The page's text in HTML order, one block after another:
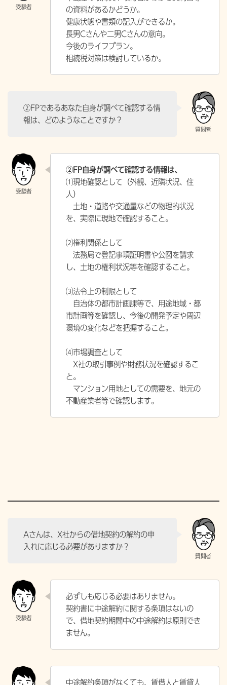
の資料があるかどうか。
健康状態や書類の記入ができるか。
長男Cさんや二男Cさんの意向。
今後のライフプラン。
相続税対策は検討しているか。
②FPであるあなた自身が調べて確認する情
報は、どのようなことですか？
②FP自身が調べて確認する情報は、
⑴現地確認として（外観、近隣状況、住
人）
土地・道路や交通量などの物理的状況
を、実際に現地で確認すること。
⑵権利関係として
法務局で登記事項証明書や公図を請求
し、土地の権利状況等を確認すること。
⑶法令上の制限として
自治体の都市計画課等で、用途地域・都
市計画等を確認し、今後の開発予定や周辺
環境の変化などを把握すること。
⑷市場調査として
X社の取引事例や財務状況を確認するこ
と。
マンション用地としての需要を、地元の
不動産業者等で確認します。
Aさんは、X社からの借地契約の解約の申
入れに応じる必要がありますか？
必ずしも応じる必要はありません。
契約書に中途解約に関する条項はないの
で、借地契約期間中の中途解約は原則でき
ません。
中途解約条項がなくても、賃借人と賃貸人